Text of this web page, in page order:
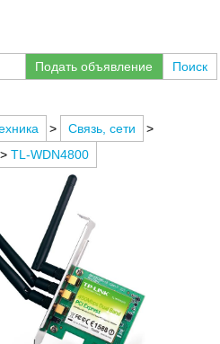
Подать объявление
Поиск
> Связь, сети
>
> TL-WDN4800